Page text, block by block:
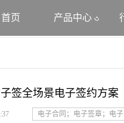
首页 产品中心
签全场景电子签约方案
电子合同；电子签章；电